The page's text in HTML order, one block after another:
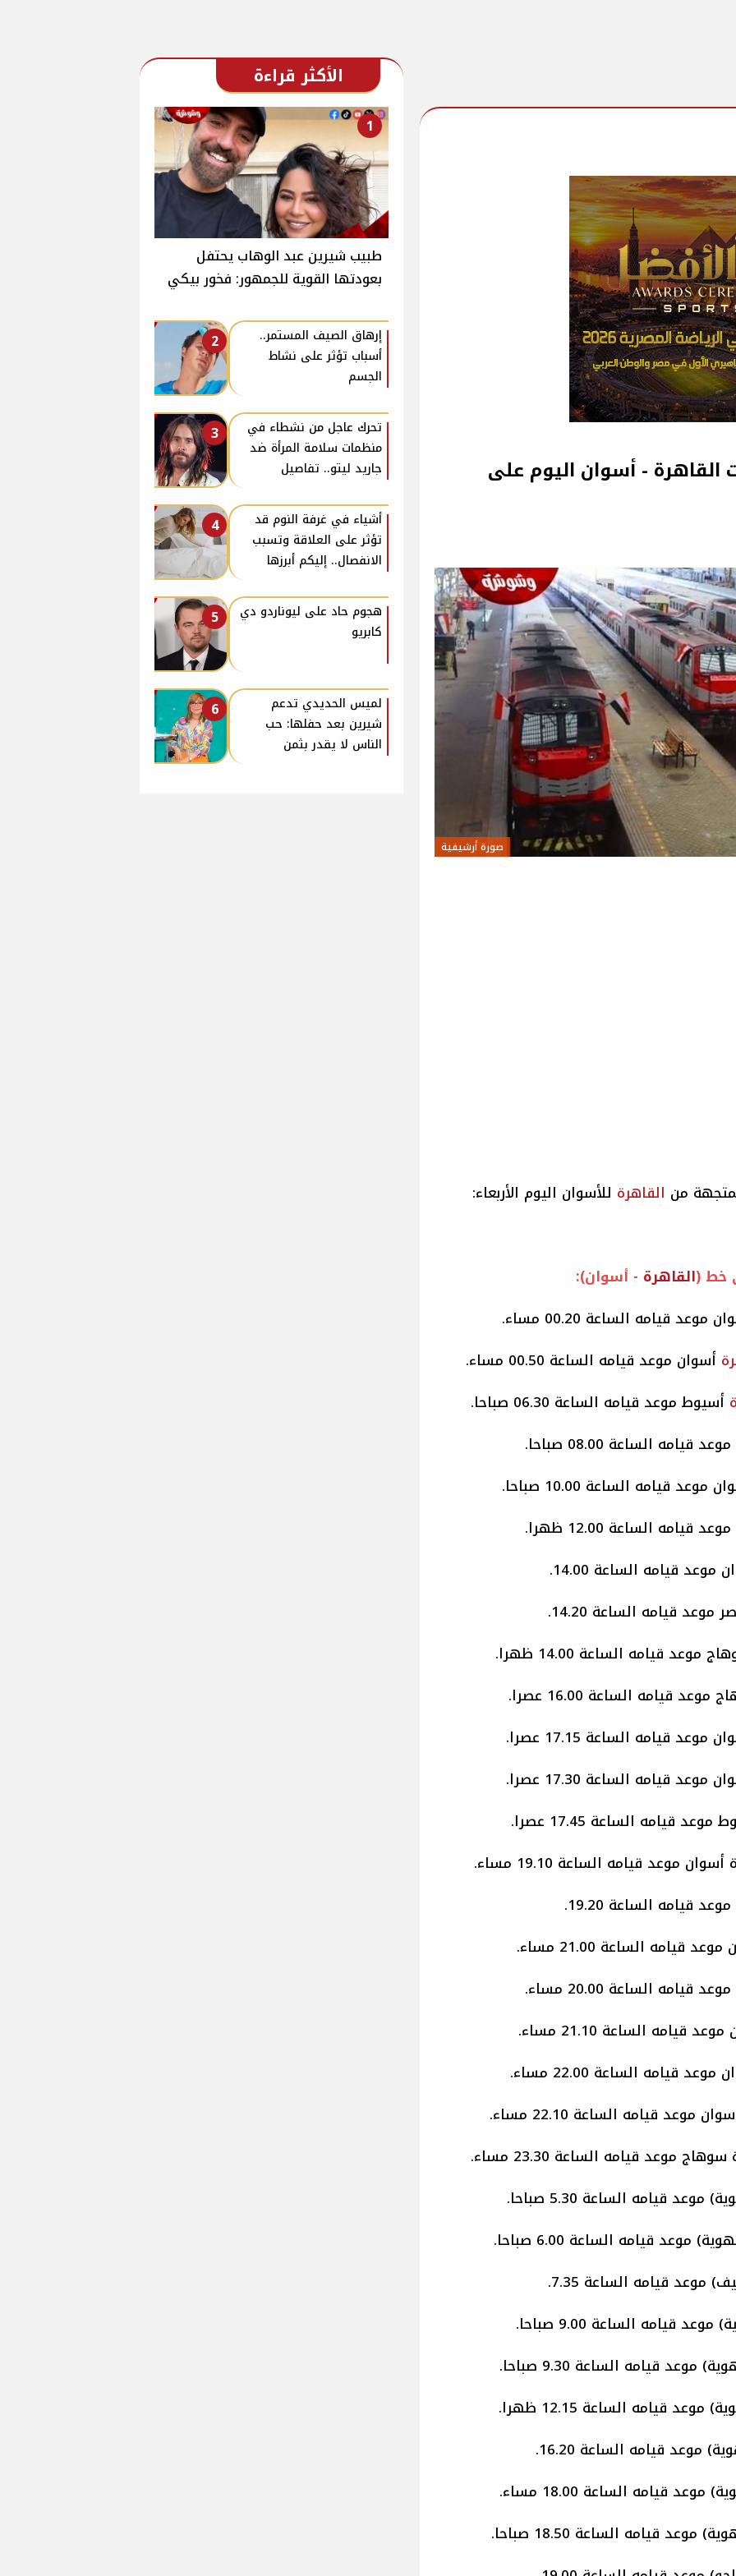
- أسوان اليوم على
صورة أرشيفية
من القاهرة للأسوان اليوم الأربعاء:
خط (القاهرة - أسوان):
موعد قيامه الساعة 00.20 مساء.
أسوان موعد قيامه الساعة 00.50 مساء.
أسيوط موعد قيامه الساعة 06.30 صباحا.
قيامه الساعة 08.00 صباحا.
موعد قيامه الساعة 10.00 صباحا.
قيامه الساعة 12.00 ظهرا.
الأكثر قراءة
1
طبيب شيرين عبد الوهاب يحتفل
بعودتها القوية للجمهور: فخور بيكي
2
إرهاق الصيف المستمر..
أسباب تؤثر على نشاط
الجسم
3
تحرك عاجل من نشطاء في
منظمات سلامة المرأة ضد
جاريد ليتو.. تفاصيل
4
أشياء في غرفة النوم قد
تؤثر على العلاقة وتسبب
الانفصال.. إليكم أبرزها
5
هجوم حاد على ليوناردو دي
كابريو
6
لميس الحديدي تدعم
شيرين بعد حفلها: حب
الناس لا يقدر بثمن